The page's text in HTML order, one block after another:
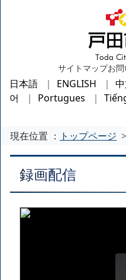
サイトマップお
日本語 ENGLISH
어
Portugues
現在位置 ： トップページ
録画配信